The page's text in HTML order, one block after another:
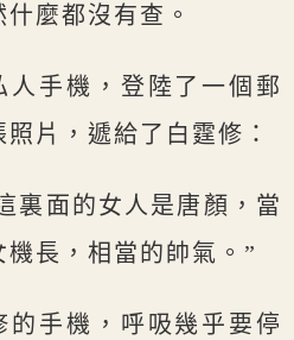
麼都沒有查。
人手機，登陸了一個郵
片，遞給了白霆修：
裏面的女人是唐顏，當
長，相當的帥氣。”
的手機，呼吸幾乎要停